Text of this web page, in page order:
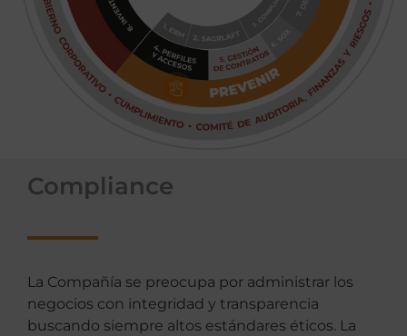
Compliance
La Compañía se preocupa por administrar los
negocios con integridad y transparencia
buscando siempre altos estándares éticos. La